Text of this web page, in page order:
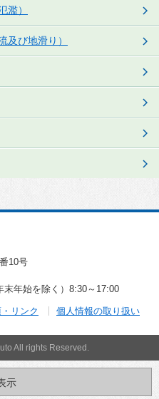
濫）
及び地滑り）
10号
年始を除く）8:30～17:00
リンク 個人情報の取り扱い
All rights Reserved.
示